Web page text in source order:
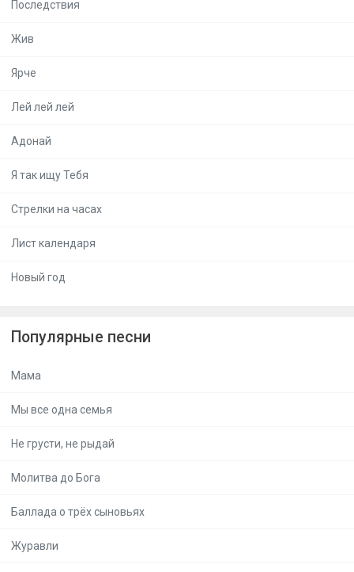
Последствия
Жив
Ярче
Лей лей лей
Адонай
Я так ищу Тебя
Стрелки на часах
Лист календаря
Новый год
Популярные песни
Мама
Мы все одна семья
Не грусти, не рыдай
Молитва до Бога
Баллада о трёх сыновьях
Журавли